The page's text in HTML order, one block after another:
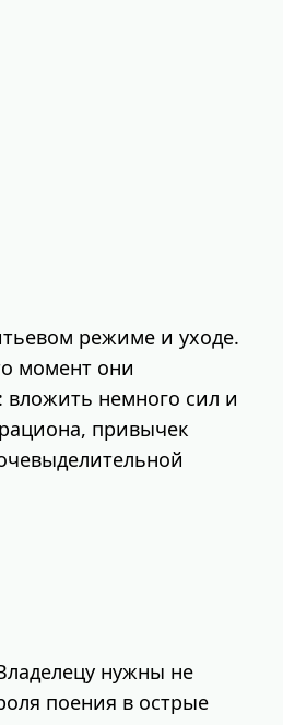
режиме и уходе.
момент они
немного сил и
привычек
нужны не
поения в острые